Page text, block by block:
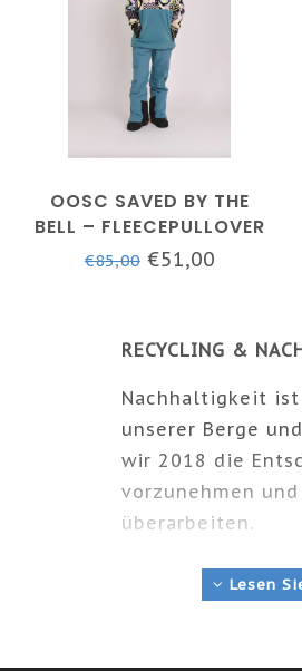
OOSC SAVED BY THE
BELL – FLEECEPULLOVER
– UNISEX – BLAUGRÜN
€85,00€51,00
RECYCLING &
Nachhaltigkeit
unserer Berge
wir 2018 die
vorzunehmen
überarbeiten.
Wir haben uns
recyceltes
Lesen